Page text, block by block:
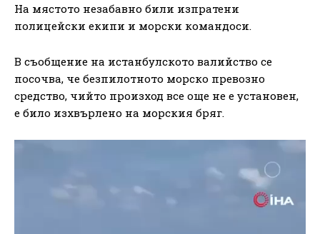
На мястото незабавно били изпратени
полицейски екипи и морски командоси.
В съобщение на истанбулското валийство се
посочва, че безпилотното морско превозно
средство, чийто произход все още не е установен,
е било изхвърлено на морския бряг.